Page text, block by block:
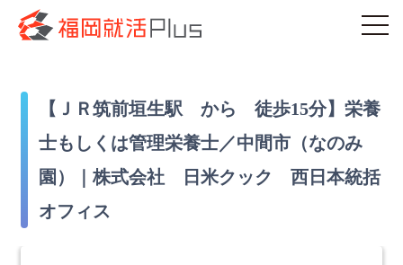
【ＪＲ筑前垣生駅 から 徒歩15分】栄養
士もしくは管理栄養士／中間市（なのみ
園）｜株式会社 日米クック 西日本統括
オフィス